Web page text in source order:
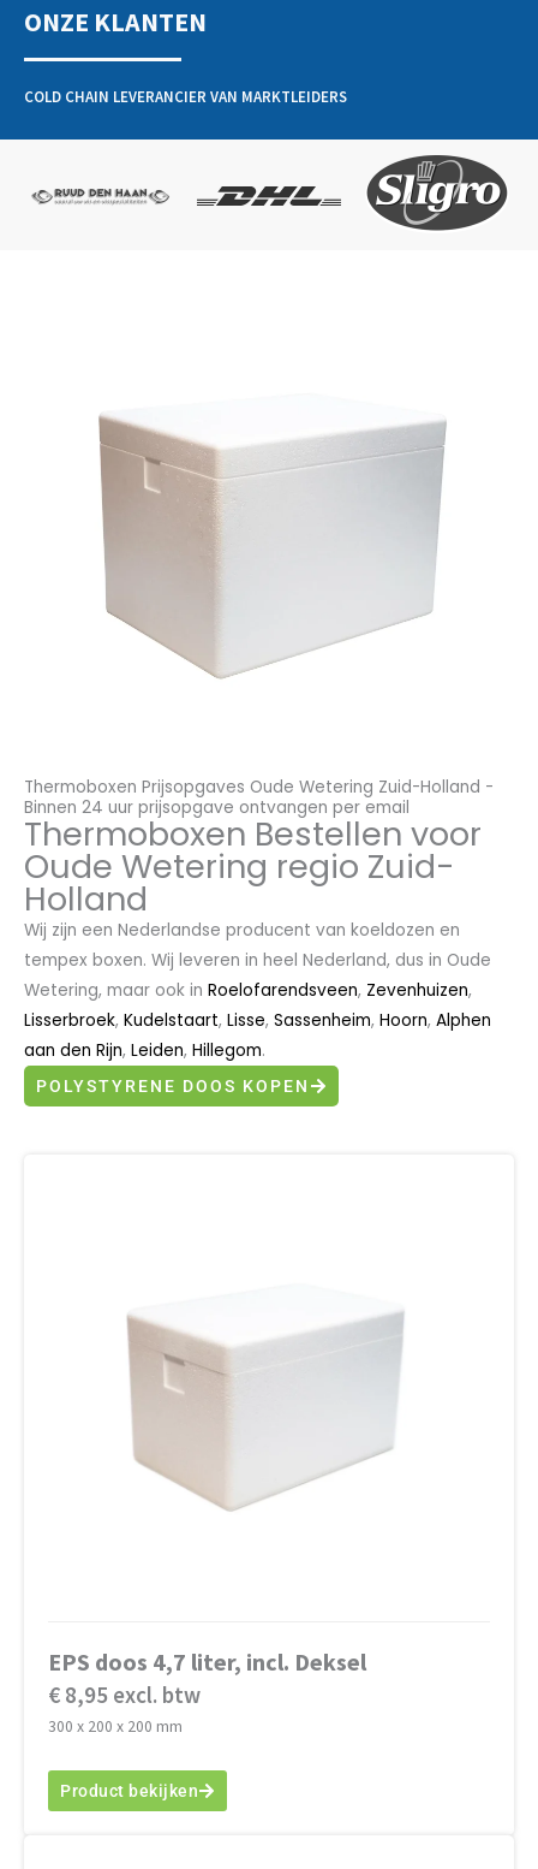
ONZE KLANTEN
COLD CHAIN LEVERANCIER VAN MARKTLEIDERS
Thermoboxen Prijsopgaves Oude Wetering Zuid-Holland -
Binnen 24 uur prijsopgave ontvangen per email
Thermoboxen Bestellen voor
Oude Wetering regio Zuid-
Holland
Wij zijn een Nederlandse producent van koeldozen en
tempex boxen. Wij leveren in heel Nederland, dus in Oude
Wetering, maar ook in Roelofarendsveen, Zevenhuizen,
Lisserbroek, Kudelstaart, Lisse, Sassenheim, Hoorn, Alphen
aan den Rijn, Leiden, Hillegom.
POLYSTYRENE DOOS KOPEN
EPS doos 4,7 liter, incl. Deksel
€ 8,95 excl. btw
300 x 200 x 200 mm
Product bekijken